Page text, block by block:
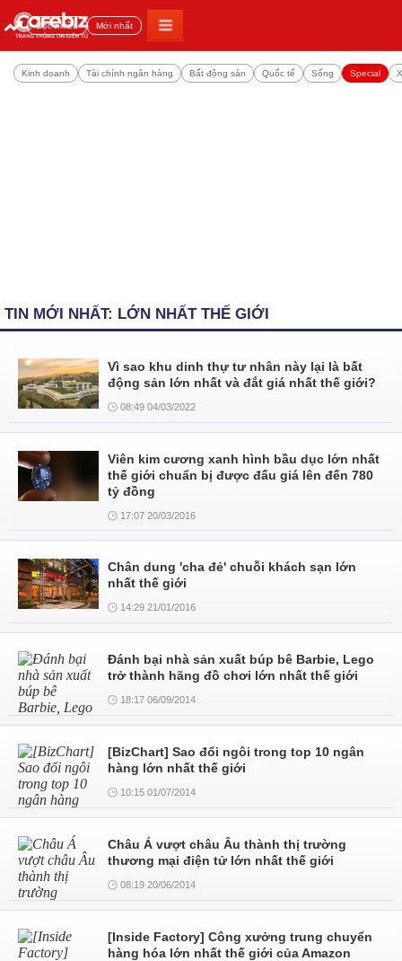
Đọc nhiều Mới nhất
Kinh doanh Tài chính ngân hàng Bất động sản Quốc tế Sống Special
TIN MỚI NHẤT: LỚN NHẤT THẾ GIỚI
Vì sao khu dinh thự tư nhân này lại là bất
động sản lớn nhất và đắt giá nhất thế giới?
08:49 04/03/2022
Viên kim cương xanh hình bầu dục lớn nhất
thế giới chuẩn bị được đấu giá lên đến 780
tỷ đồng
17:07 20/03/2016
Chân dung 'cha đẻ' chuỗi khách sạn lớn
nhất thế giới
14:29 21/01/2016
Đánh bại nhà sản xuất búp bê Barbie, Lego
trở thành hãng đồ chơi lớn nhất thế giới
18:17 06/09/2014
[BizChart] Sao đổi ngôi trong top 10 ngân
hàng lớn nhất thế giới
10:15 01/07/2014
Châu Á vượt châu Âu thành thị trường
thương mại điện tử lớn nhất thế giới
08:19 20/06/2014
[Inside Factory] Công xưởng trung chuyển
hàng hóa lớn nhất thế giới của Amazon